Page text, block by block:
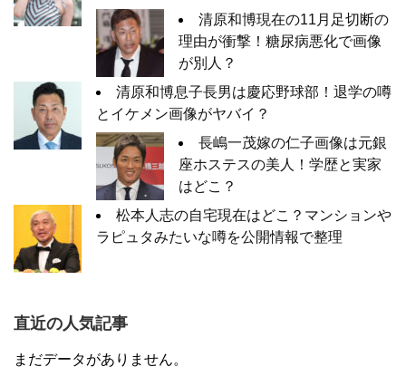
清原和博現在の11月足切断の
理由が衝撃！糖尿病悪化で画像
が別人？
清原和博息子長男は慶応野球部！退学の噂
とイケメン画像がヤバイ？
長嶋一茂嫁の仁子画像は元銀
座ホステスの美人！学歴と実家
はどこ？
松本人志の自宅現在はどこ？マンションや
ラピュタみたいな噂を公開情報で整理
直近の人気記事
まだデータがありません。